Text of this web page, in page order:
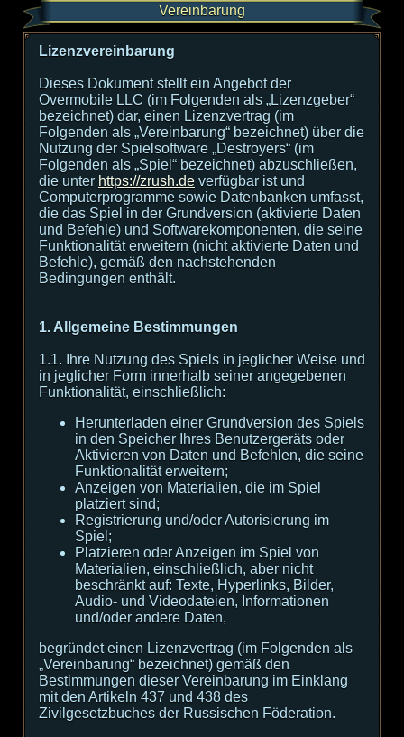
Vereinbarung
Lizenzvereinbarung
Dieses Dokument stellt ein Angebot der
Overmobile LLC (im Folgenden als „Lizenzgeber“
bezeichnet) dar, einen Lizenzvertrag (im
Folgenden als „Vereinbarung“ bezeichnet) über die
Nutzung der Spielsoftware „Destroyers“ (im
Folgenden als „Spiel“ bezeichnet) abzuschließen,
die unter https://zrush.de verfügbar ist und
Computerprogramme sowie Datenbanken umfasst,
die das Spiel in der Grundversion (aktivierte Daten
und Befehle) und Softwarekomponenten, die seine
Funktionalität erweitern (nicht aktivierte Daten und
Befehle), gemäß den nachstehenden
Bedingungen enthält.
1. Allgemeine Bestimmungen
1.1. Ihre Nutzung des Spiels in jeglicher Weise und
in jeglicher Form innerhalb seiner angegebenen
Funktionalität, einschließlich:
Herunterladen einer Grundversion des Spiels
in den Speicher Ihres Benutzergeräts oder
Aktivieren von Daten und Befehlen, die seine
Funktionalität erweitern;
Anzeigen von Materialien, die im Spiel
platziert sind;
Registrierung und/oder Autorisierung im
Spiel;
Platzieren oder Anzeigen im Spiel von
Materialien, einschließlich, aber nicht
beschränkt auf: Texte, Hyperlinks, Bilder,
Audio- und Videodateien, Informationen
und/oder andere Daten,
begründet einen Lizenzvertrag (im Folgenden als
„Vereinbarung“ bezeichnet) gemäß den
Bestimmungen dieser Vereinbarung im Einklang
mit den Artikeln 437 und 438 des
Zivilgesetzbuches der Russischen Föderation.